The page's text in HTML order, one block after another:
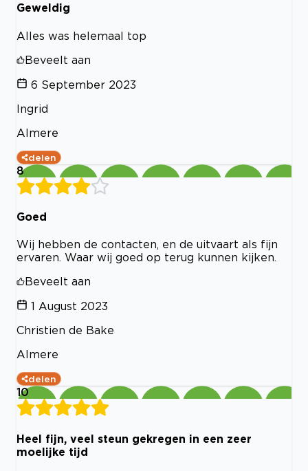
Geweldig
Alles was helemaal top
Beveelt aan
6 September 2023
Ingrid
Almere
delen
8
Goed
Wij hebben de contacten, en de uitvaart als fijn
ervaren. Waar wij goed op terug kunnen kijken.
Beveelt aan
1 August 2023
Christien de Bake
Almere
delen
10
Heel fijn, veel steun gekregen in een zeer
moelijke tijd